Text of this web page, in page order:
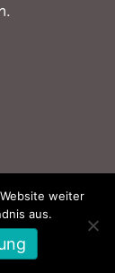
vorbehalten.
weiter
aus.